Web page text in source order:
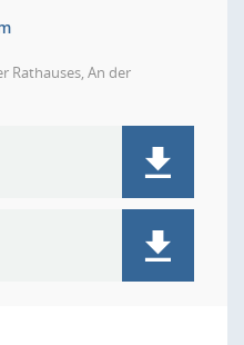
Rathauses, An der